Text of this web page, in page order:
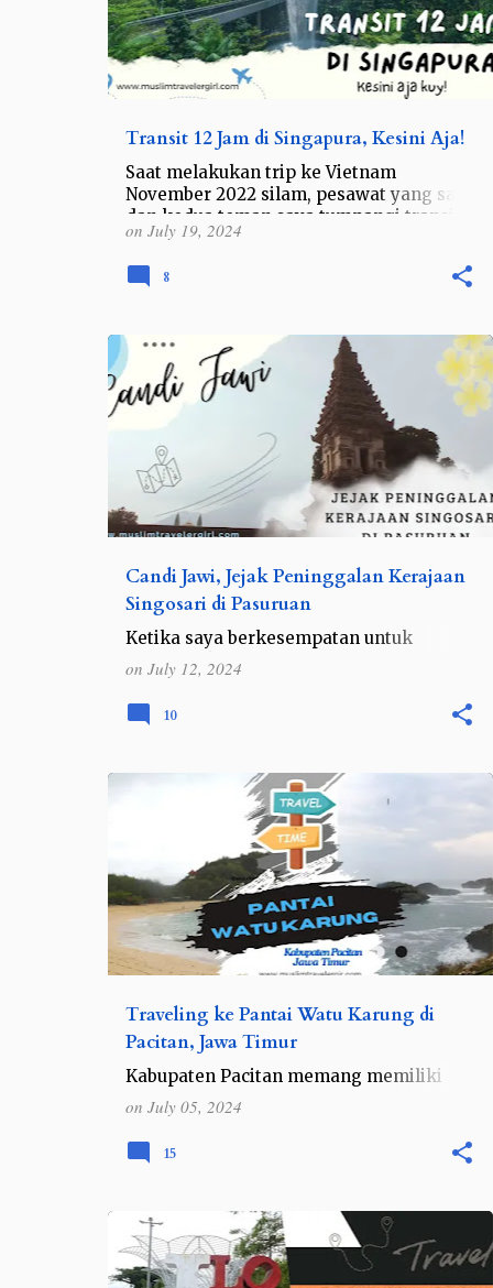
Transit 12 Jam di Singapura, Kesini Aja!
Saat melakukan trip ke Vietnam
November 2022 silam, pesawat yang saya
dan kedua teman saya tumpangi transit
di Singapura selama 19 jam. Tentu saja
momen transit ini tidak akan say…
on July 19, 2024
8
Candi Jawi, Jejak Peninggalan Kerajaan
Singosari di Pasuruan
Ketika saya berkesempatan untuk
traveling ke Jawa Timur, saya biasanya
mencari tempat wisata di Jawa Timur
yang anti mainstream. Meski saya suka
dengan wisata alam, namun sesekali…
on July 12, 2024
INDONESIA JAWA JAWA TIMUR
10
Traveling ke Pantai Watu Karung di
Pacitan, Jawa Timur
Kabupaten Pacitan memang memiliki
berbagai macam destinasi wisata yang
selalu menarik perhatian pengunjung.
Selain wisata sungai Maron di Pacitan
yang terkenal sebagai amazonnya …
on July 05, 2024
JAWA JAWA TIMUR
15
INDONESIA SULAWESI SULAWESI SELATAN